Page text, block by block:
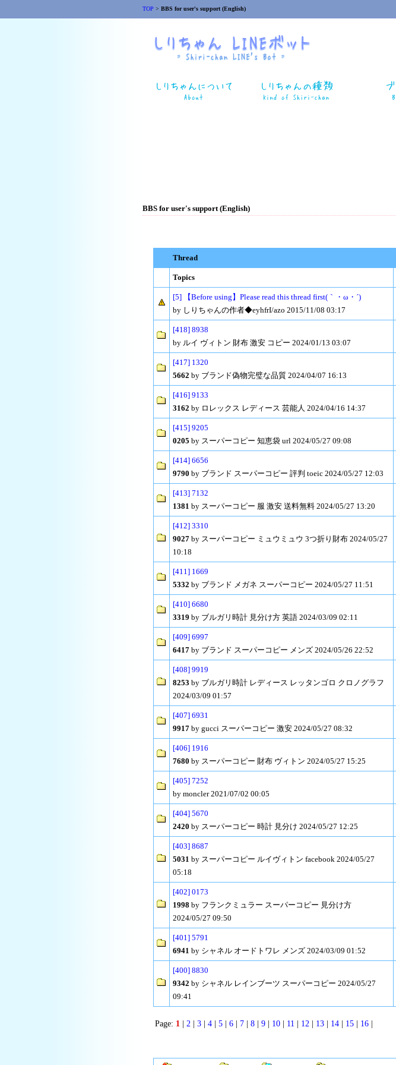
TOP > BBS for user's support (English)
BBS for user's support (English)
Thread
Topics
[5] 【Before using】Please read this thread first(｀・ω・´)
by しりちゃんの作者◆eyhfrI/azo 2015/11/08 03:17
[418] 8938
by ルイ ヴィトン 財布 激安 コピー 2024/01/13 03:07
[417] 1320
5662 by ブランド偽物完璧な品質 2024/04/07 16:13
[416] 9133
3162 by ロレックス レディース 芸能人 2024/04/16 14:37
[415] 9205
0205 by スーパーコピー 知恵袋 url 2024/05/27 09:08
[414] 6656
9790 by ブランド スーパーコピー 評判 toeic 2024/05/27 12:03
[413] 7132
1381 by スーパーコピー 服 激安 送料無料 2024/05/27 13:20
[412] 3310
9027 by スーパーコピー ミュウミュウ 3つ折り財布 2024/05/27
10:18
[411] 1669
5332 by ブランド メガネ スーパーコピー 2024/05/27 11:51
[410] 6680
3319 by ブルガリ時計 見分け方 英語 2024/03/09 02:11
[409] 6997
6417 by ブランド スーパーコピー メンズ 2024/05/26 22:52
[408] 9919
8253 by ブルガリ時計 レディース レッタンゴロ クロノグラフ
2024/03/09 01:57
[407] 6931
9917 by gucci スーパーコピー 激安 2024/05/27 08:32
[406] 1916
7680 by スーパーコピー 財布 ヴィトン 2024/05/27 15:25
[405] 7252
by moncler 2021/07/02 00:05
[404] 5670
2420 by スーパーコピー 時計 見分け 2024/05/27 12:25
[403] 8687
5031 by スーパーコピー ルイヴィトン facebook 2024/05/27
05:18
[402] 0173
1998 by フランクミュラー スーパーコピー 見分け方
2024/05/27 09:50
[401] 5791
6941 by シャネル オードトワレ メンズ 2024/03/09 01:52
[400] 8830
9342 by シャネル レインブーツ スーパーコピー 2024/05/27
09:41
Page: 1 | 2 | 3 | 4 | 5 | 6 | 7 | 8 | 9 | 10 | 11 | 12 | 13 | 14 | 15 | 16 |